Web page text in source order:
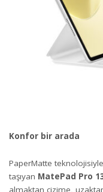
Konfor bir arada
PaperMatte
taşıyan MatePad Pro
almaktan çizime,